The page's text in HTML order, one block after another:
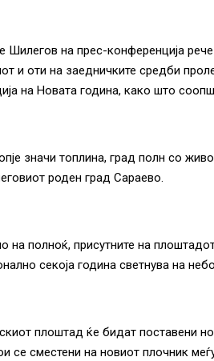
Шилегов на прес-конференција
и оти на заедничките средби
на Новата година, како што
значи топлина, град полн со
роден град Сараево.
на полноќ, присутните на
секоја година светнува на
плоштад ќе бидат поставени
се сместени на новиот плочник